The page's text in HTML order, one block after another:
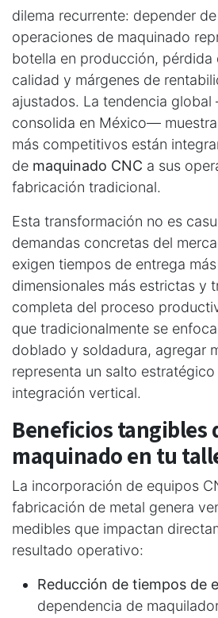
dilema recurrente: depender
operaciones de maquinado
botella en producción,
calidad y márgenes de
ajustados. La tendencia
consolida en México—
más competitivos están
de maquinado CNC a sus
fabricación tradicional.
Esta transformación no es
demandas concretas del
exigen tiempos de entrega
dimensionales más estrictas y
completa del proceso
que tradicionalmente se
doblado y soldadura, agregar
representa un salto
integración vertical.
Beneficios tangibles
maquinado en tu
La incorporación de equipos
fabricación de metal genera
medibles que impactan
resultado operativo:
Reducción de tiempos de
dependencia de